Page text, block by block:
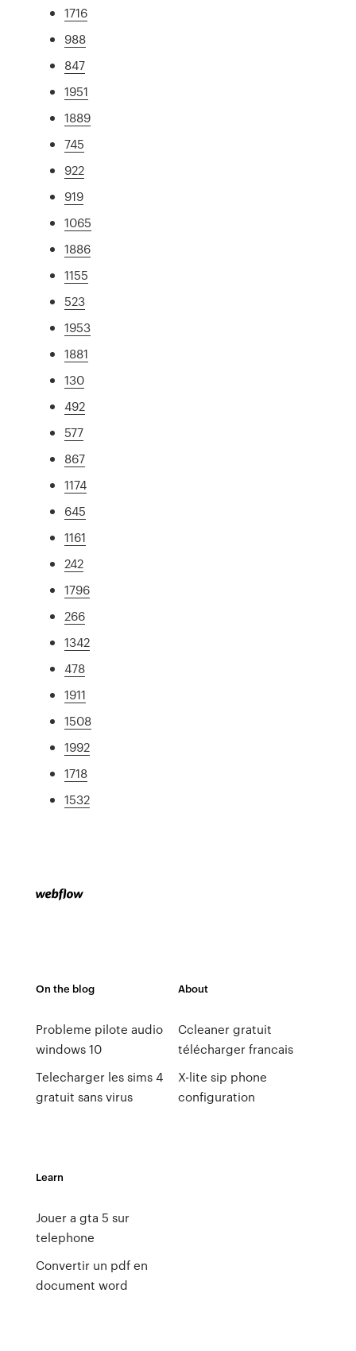
1716
988
847
1951
1889
745
922
919
1065
1886
1155
523
1953
1881
130
492
577
867
1174
645
1161
242
1796
266
1342
478
1911
1508
1992
1718
1532
On the blog
Probleme pilote audio
windows 10
Telecharger les sims 4
gratuit sans virus
About
Ccleaner gratuit
télécharger francais
X-lite sip phone
configuration
Learn
Jouer a gta 5 sur
telephone
Convertir un pdf en
document word